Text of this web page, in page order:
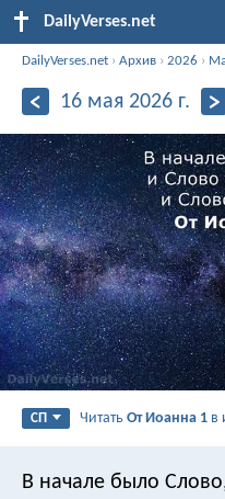
DailyVerses.net
DailyVerses.net ›Архив ›2026 ›
16 мая 2026 г.
СП ЧитатьОт Иоанна 1 в
В начале было